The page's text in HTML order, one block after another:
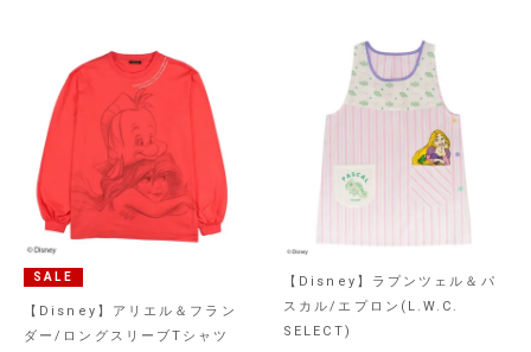
SALE
【Disney】アリエル＆フラン
ダー/ロングスリーブTシャツ
【Disney】ラプンツェル＆パ
スカル/エプロン(L.W.C.
SELECT)